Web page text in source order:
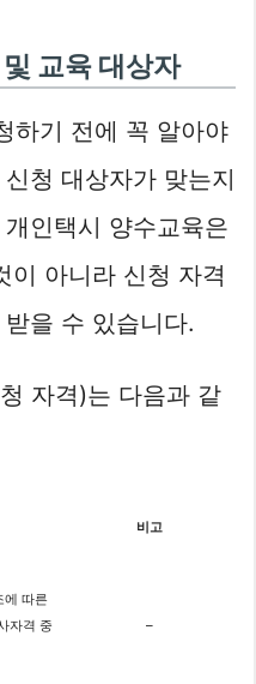
교육 대상자
하기 전에 꼭 알아야
청 대상자가 맞는지
인택시 양수교육은
이 아니라 신청 자격
을 수 있습니다.
자격)는 다음과 같
비고
에 따른
자격 중
–